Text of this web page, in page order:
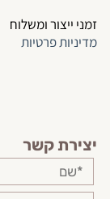
זמני ייצור ומשלוח
מדיניות פרטיות
יצירת קשר